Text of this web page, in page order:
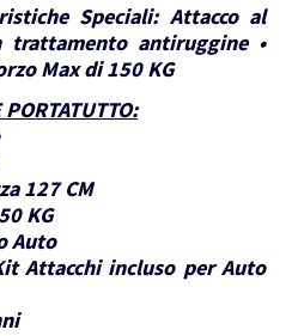
Speciali: Attacco al
trattamento antiruggine •
Max di 150 KG
:
127 CM
50 KG
Auto
Attacchi incluso per Auto